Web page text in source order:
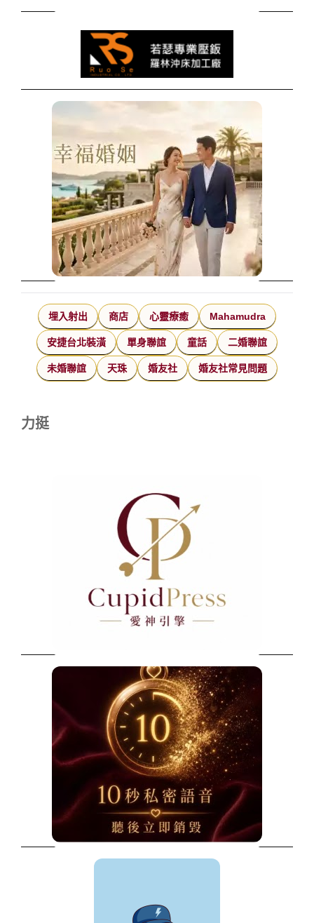
埋入射出 商店 心靈療癒 Mahamudra
安捷台北裝潢 單身聯誼 童話 二婚聯誼
未婚聯誼 天珠 婚友社 婚友社常見問題
力挺